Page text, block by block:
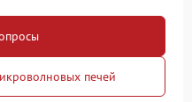
печей